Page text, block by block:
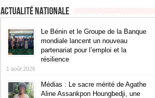
Actualité Nationale
Le Bénin et le Groupe de la Banque
mondiale lancent un nouveau
partenariat pour l’emploi et la
résilience
1 août 2026
Médias : Le sacre mérité de Agathe
Aline Assankpon Houngbedji, une